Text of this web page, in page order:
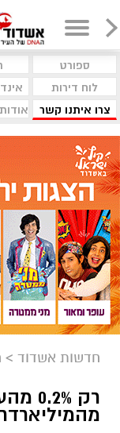
ספורט
לוח דירות
צרו איתנו קשר
חדשות אשדוד >